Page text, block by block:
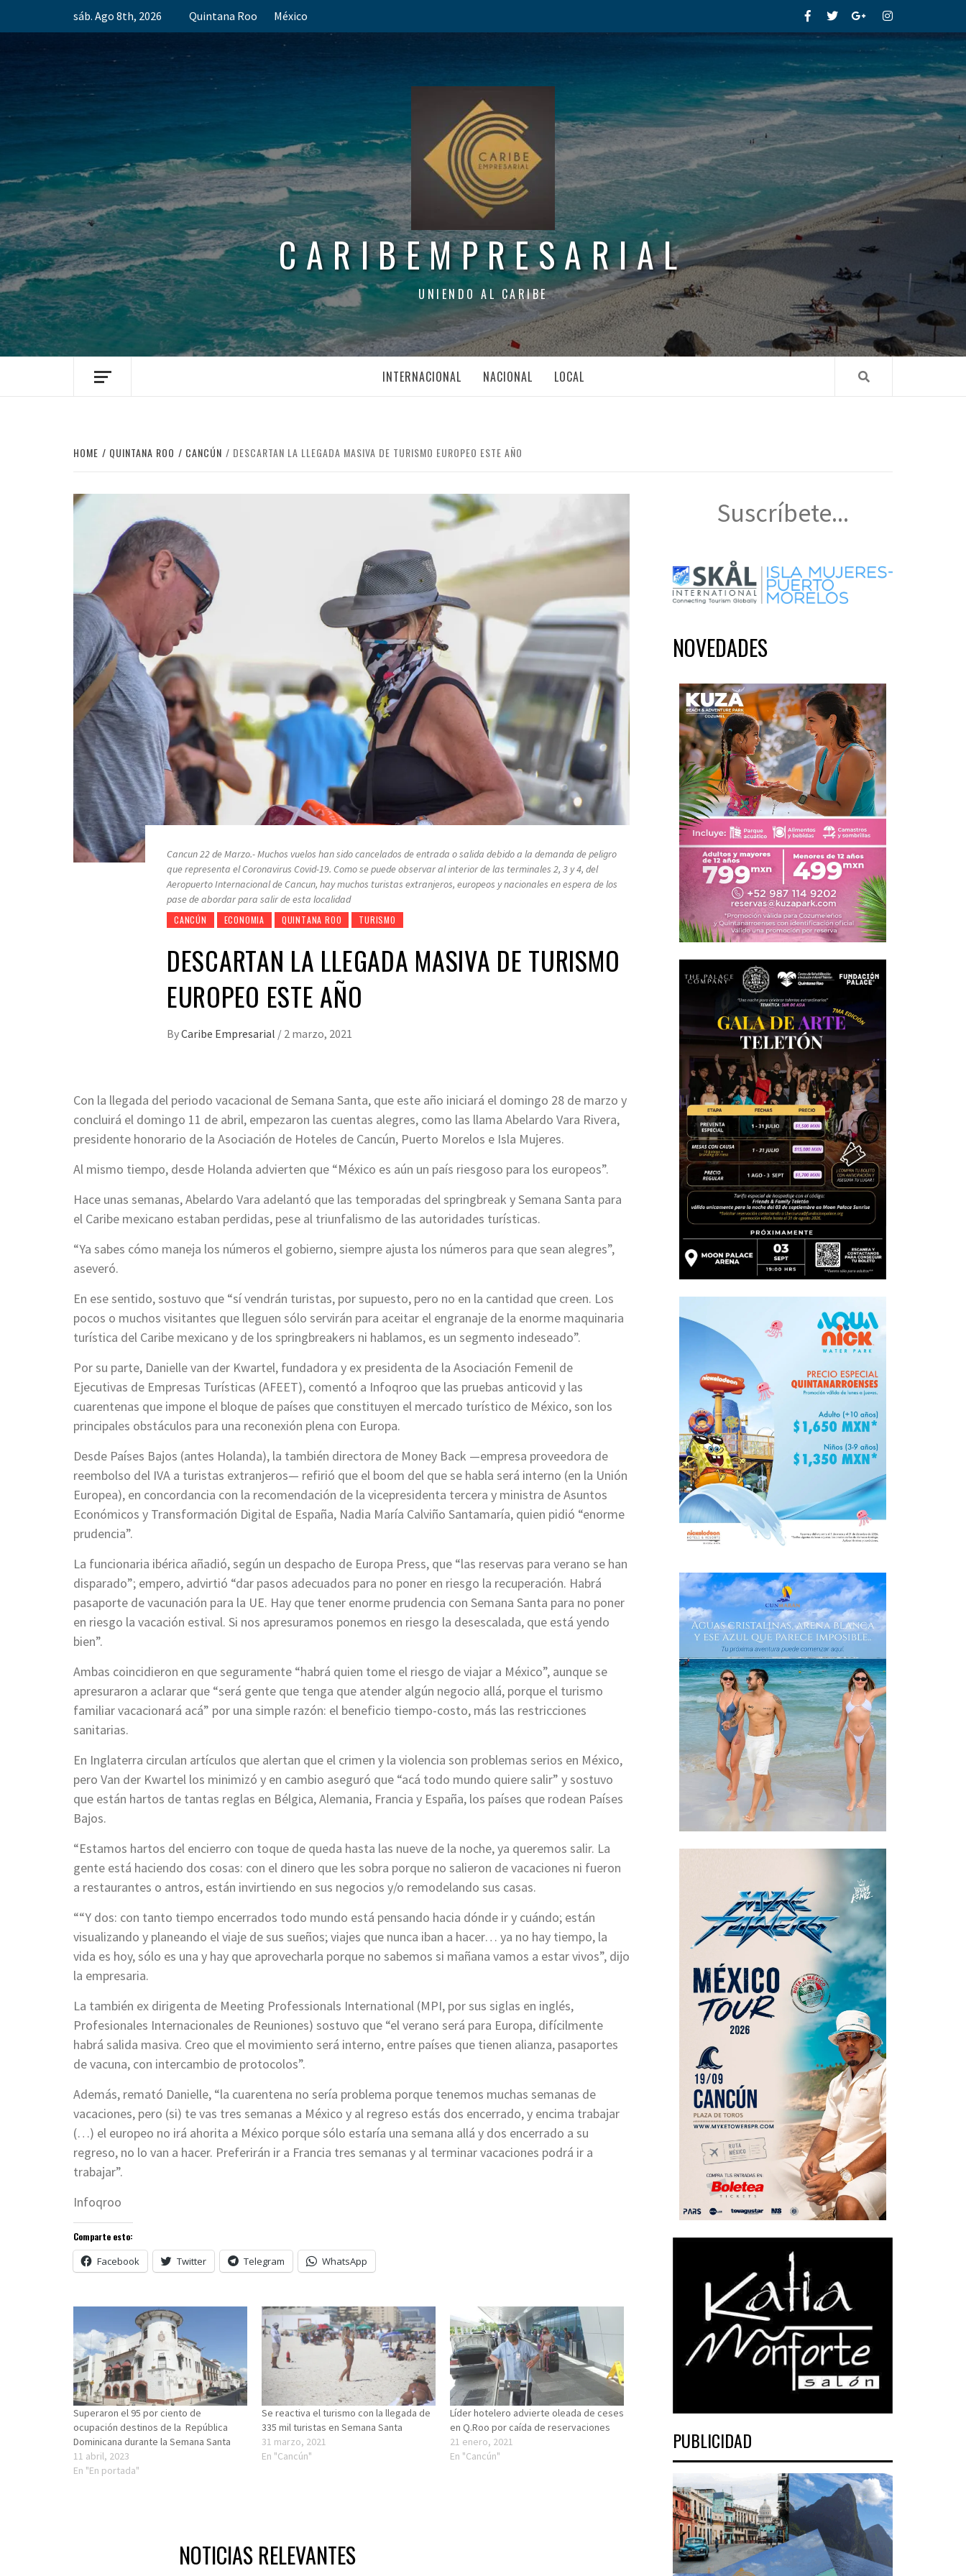
sáb. Ago 8th, 2026 Quintana Roo México FacebookTwitterGoogle+Instagram
CARIBEMPRESARIAL
UNIENDO AL CARIBE
INTERNACIONAL NACIONAL LOCAL
HOME QUINTANA ROO CANCÚN DESCARTAN LA LLEGADA MASIVA DE TURISMO EUROPEO ESTE AÑO
Cancun 22 de Marzo.- Muchos vuelos han sido cancelados de entrada o salida debido a la demanda de peligro
que representa el Coronavirus Covid-19. Como se puede observar al interior de las terminales 2, 3 y 4, del
Aeropuerto Internacional de Cancun, hay muchos turistas extranjeros, europeos y nacionales en espera de los
pase de abordar para salir de esta localidad
CANCÚN ECONOMIA QUINTANA ROO TURISMO
DESCARTAN LA LLEGADA MASIVA DE TURISMO
EUROPEO ESTE AÑO
ByCaribe Empresarial / 2 marzo, 2021
Con la llegada del periodo vacacional de Semana Santa, que este año iniciará el domingo 28 de marzo y
concluirá el domingo 11 de abril, empezaron las cuentas alegres, como las llama Abelardo Vara Rivera,
presidente honorario de la Asociación de Hoteles de Cancún, Puerto Morelos e Isla Mujeres.
Al mismo tiempo, desde Holanda advierten que “México es aún un país riesgoso para los europeos”.
Hace unas semanas, Abelardo Vara adelantó que las temporadas del springbreak y Semana Santa para
el Caribe mexicano estaban perdidas, pese al triunfalismo de las autoridades turísticas.
“Ya sabes cómo maneja los números el gobierno, siempre ajusta los números para que sean alegres”,
aseveró.
En ese sentido, sostuvo que “sí vendrán turistas, por supuesto, pero no en la cantidad que creen. Los
pocos o muchos visitantes que lleguen sólo servirán para aceitar el engranaje de la enorme maquinaria
turística del Caribe mexicano y de los springbreakers ni hablamos, es un segmento indeseado”.
Por su parte, Danielle van der Kwartel, fundadora y ex presidenta de la Asociación Femenil de
Ejecutivas de Empresas Turísticas (AFEET), comentó a Infoqroo que las pruebas anticovid y las
cuarentenas que impone el bloque de países que constituyen el mercado turístico de México, son los
principales obstáculos para una reconexión plena con Europa.
Desde Países Bajos (antes Holanda), la también directora de Money Back —empresa proveedora de
reembolso del IVA a turistas extranjeros— refirió que el boom del que se habla será interno (en la Unión
Europea), en concordancia con la recomendación de la vicepresidenta tercera y ministra de Asuntos
Económicos y Transformación Digital de España, Nadia María Calviño Santamaría, quien pidió “enorme
prudencia”.
La funcionaria ibérica añadió, según un despacho de Europa Press, que “las reservas para verano se han
disparado”; empero, advirtió “dar pasos adecuados para no poner en riesgo la recuperación. Habrá
pasaporte de vacunación para la UE. Hay que tener enorme prudencia con Semana Santa para no poner
en riesgo la vacación estival. Si nos apresuramos ponemos en riesgo la desescalada, que está yendo
bien”.
Ambas coincidieron en que seguramente “habrá quien tome el riesgo de viajar a México”, aunque se
apresuraron a aclarar que “será gente que tenga que atender algún negocio allá, porque el turismo
familiar vacacionará acá” por una simple razón: el beneficio tiempo-costo, más las restricciones
sanitarias.
En Inglaterra circulan artículos que alertan que el crimen y la violencia son problemas serios en México,
pero Van der Kwartel los minimizó y en cambio aseguró que “acá todo mundo quiere salir” y sostuvo
que están hartos de tantas reglas en Bélgica, Alemania, Francia y España, los países que rodean Países
Bajos.
“Estamos hartos del encierro con toque de queda hasta las nueve de la noche, ya queremos salir. La
gente está haciendo dos cosas: con el dinero que les sobra porque no salieron de vacaciones ni fueron
a restaurantes o antros, están invirtiendo en sus negocios y/o remodelando sus casas.
““Y dos: con tanto tiempo encerrados todo mundo está pensando hacia dónde ir y cuándo; están
visualizando y planeando el viaje de sus sueños; viajes que nunca iban a hacer… ya no hay tiempo, la
vida es hoy, sólo es una y hay que aprovecharla porque no sabemos si mañana vamos a estar vivos”, dijo
la empresaria.
La también ex dirigenta de Meeting Professionals International (MPI, por sus siglas en inglés,
Profesionales Internacionales de Reuniones) sostuvo que “el verano será para Europa, difícilmente
habrá salida masiva. Creo que el movimiento será interno, entre países que tienen alianza, pasaportes
de vacuna, con intercambio de protocolos”.
Además, remató Danielle, “la cuarentena no sería problema porque tenemos muchas semanas de
vacaciones, pero (si) te vas tres semanas a México y al regreso estás dos encerrado, y encima trabajar
(…) el europeo no irá ahorita a México porque sólo estaría una semana allá y dos encerrado a su
regreso, no lo van a hacer. Preferirán ir a Francia tres semanas y al terminar vacaciones podrá ir a
trabajar”.
Infoqroo
Comparte esto:
Facebook Twitter Telegram WhatsApp
Superaron el 95 por ciento de
ocupación destinos de la República
Dominicana durante la Semana Santa
11 abril, 2023
En "En portada"
Se reactiva el turismo con la llegada de
335 mil turistas en Semana Santa
31 marzo, 2021
En "Cancún"
Líder hotelero advierte oleada de ceses
en Q.Roo por caída de reservaciones
21 enero, 2021
En "Cancún"
NOTICIAS RELEVANTES
Suscríbete...
NOVEDADES
PUBLICIDAD